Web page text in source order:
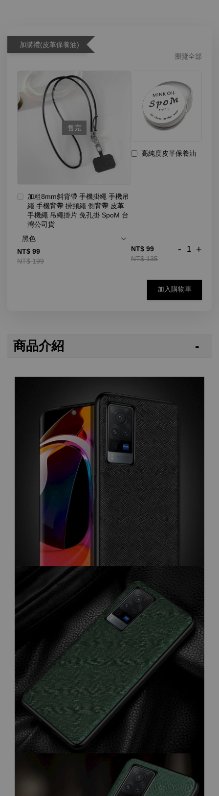
加購禮(皮革保養油)
瀏覽全部
售完
加粗8mm斜背帶 手機掛繩 手機吊
繩 手機背帶 掛頸繩 側背帶 皮革
手機繩 吊繩掛片 免孔掛 SpoM 台
灣公司貨
NT$ 99
NT$ 199
高純度皮革保養油
NT$ 99
NT$ 135
- +
加入購物車
商品介紹